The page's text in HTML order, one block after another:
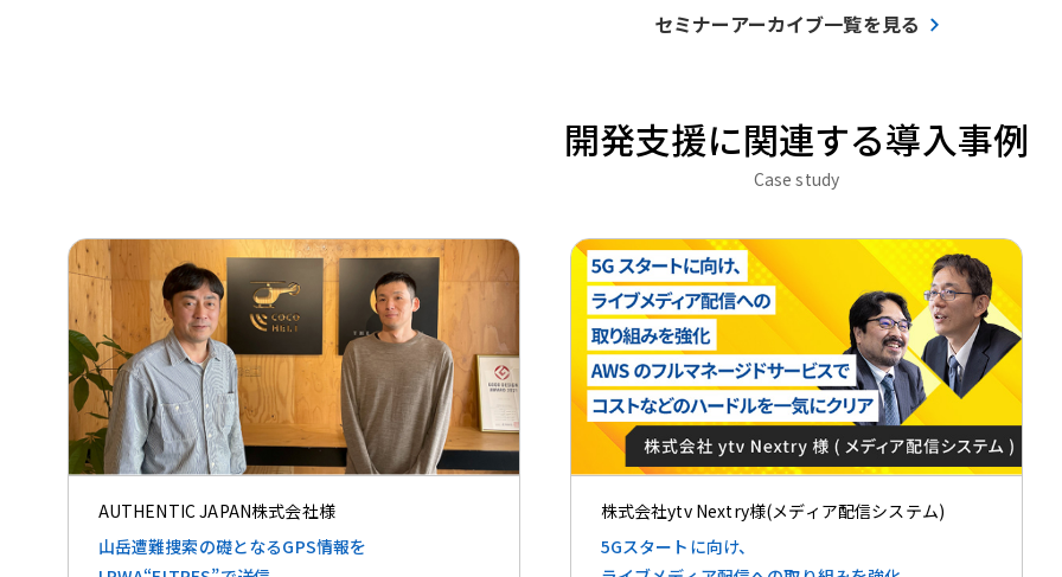
セミナーアーカイブ一覧を見る
開発支援に関連する導入事例
Case study
AUTHENTIC JAPAN株式会社様
山岳遭難捜索の礎となるGPS情報を
株式会社ytv Nextry様(メディア配信システム)
5Gスタートに向け、